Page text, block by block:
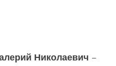
Николаевич –